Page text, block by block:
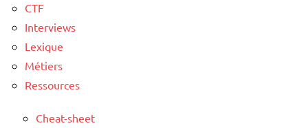
CTF
Interviews
Lexique
Métiers
Ressources
Cheat-sheet